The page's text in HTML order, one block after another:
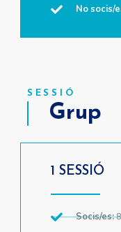
No socis/
SESSIÓ
Grup
1 SESSIÓ
Socis/es: